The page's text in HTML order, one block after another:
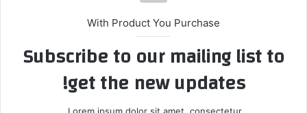
With Product You Purchase
Subscribe to our mailing list to
get the new updates!